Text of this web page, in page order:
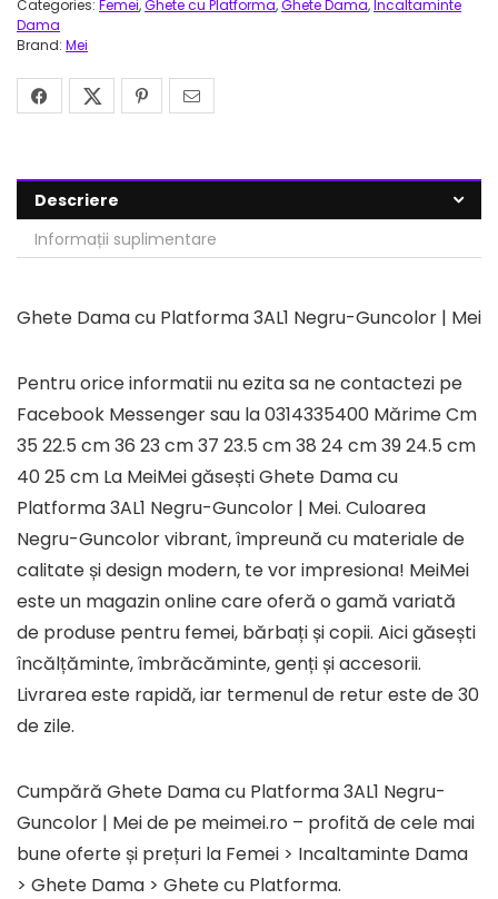
Categories: Femei,Ghete cu Platforma,Ghete Dama,Incaltaminte
Dama
Brand: Mei
Descriere
Informații suplimentare
Ghete Dama cu Platforma 3AL1 Negru-Guncolor | Mei
Pentru orice informatii nu ezita sa ne contactezi pe
Facebook Messenger sau la 0314335400 Mărime Cm
35 22.5 cm 36 23 cm 37 23.5 cm 38 24 cm 39 24.5 cm
40 25 cm La MeiMei găsești Ghete Dama cu
Platforma 3AL1 Negru-Guncolor | Mei. Culoarea
Negru-Guncolor vibrant, împreună cu materiale de
calitate și design modern, te vor impresiona! MeiMei
este un magazin online care oferă o gamă variată
de produse pentru femei, bărbați și copii. Aici găsești
încălțăminte, îmbrăcăminte, genți și accesorii.
Livrarea este rapidă, iar termenul de retur este de 30
de zile.
Cumpără Ghete Dama cu Platforma 3AL1 Negru-
Guncolor | Mei de pe meimei.ro – profită de cele mai
bune oferte și prețuri la Femei > Incaltaminte Dama
> Ghete Dama > Ghete cu Platforma.